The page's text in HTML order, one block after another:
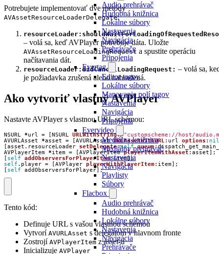
Audio prehrávač
Hudobná knižnica
Lokálne súbory
Nastavenia
Navigácia
Prehrávače
Pripojenia
Evertag
Editor tagov
Lokálne súbory
Mapovanie polí tagov
Nastavenia
Navigácia
Pripojenia
Evervideo
Mediálna knižnica
Mediálny prehrávač
Nastavenia
Navigácia
Playlisty
Súbory
Flacbox
Audio prehrávač
Hudobná knižnica
Lokálne súbory
Nastavenia
Navigácia
Prehrávače
Potrebujete implementovať dve metódy
AVAssetResourceLoaderDelegate:
– volá sa, keď AVPlayer potrebuje dáta. Uložte
AVAssetResourceLoadingRequest a spustite operáciu
načítavania dát.
resourceLoader:didCancelLoadingRequest: – volá sa,
je požiadavka zrušená alebo nahradená.
Ako vytvoriť vlastný AVPlayer
Nastavte AVPlayer s vlastnou URL schémou:
NSURL *url = [NSURL URLWithString:@"customscheme://host/
AVURLAsset
*asset = [AVURLAsset URLAssetWithURL : url options : nil
[asset . resourceLoader setDelegate:self queue:
AVPlayerItem *item = [AVPlayerItem playerItemWithAsset : asset];
[ self addObserversForPlayerItem:item];
self . player = [AVPlayer playerWithPlayerItem: item];
[ self addObserversForPlayer];
Tento kód:
Definuje URL s vašou vlastnou schémou
Vytvorí AVURLAsset s delegátom v hlavnom fronte
Zostrojí AVPlayerItem z asset-u
Inicializuje AVPlayer